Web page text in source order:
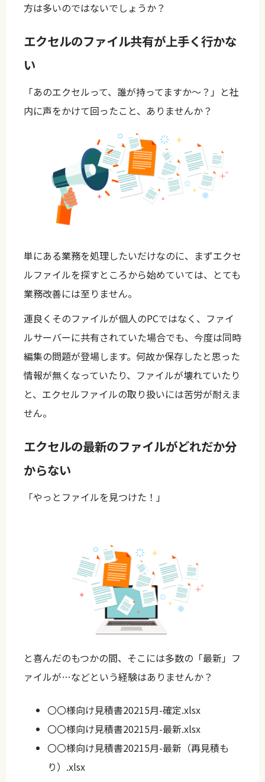
方は多いのではないでしょうか？
エクセルのファイル共有が上手く行かな
い
「あのエクセルって、誰が持ってますか〜？」と社
内に声をかけて回ったこと、ありませんか？
単にある業務を処理したいだけなのに、まずエクセ
ルファイルを探すところから始めていては、とても
業務改善には至りません。
運良くそのファイルが個人のPCではなく、ファイ
ルサーバーに共有されていた場合でも、今度は同時
編集の問題が登場します。何故か保存したと思った
情報が無くなっていたり、ファイルが壊れていたり
と、エクセルファイルの取り扱いには苦労が耐えま
せん。
エクセルの最新のファイルがどれだか分
からない
「やっとファイルを見つけた！」
と喜んだのもつかの間、そこには多数の「最新」フ
ァイルが…などという経験はありませんか？
〇〇様向け見積書20215月-確定.xlsx
〇〇様向け見積書20215月-最新.xlsx
〇〇様向け見積書20215月-最新（再見積も
り）.xlsx